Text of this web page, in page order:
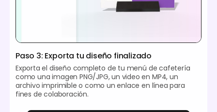
Paso 3: Exporta tu diseño finalizado
Exporta el diseño completo de tu menú de cafetería
como una imagen PNG/JPG, un video en MP4, un
archivo imprimible o como un enlace en línea para
fines de colaboración.